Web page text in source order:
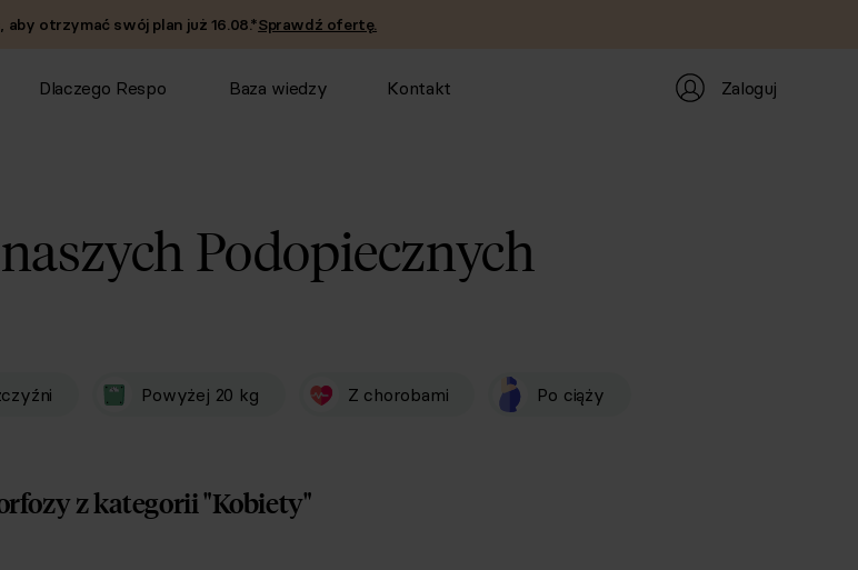
aby otrzymać swój plan już 16.08.*Sprawdź ofertę.
Dlaczego Respo Baza wiedzy Kontakt Zaloguj
Podopiecznych
Powyżej 20 kg Z chorobami Po ciąży
z kategorii "Kobiety"